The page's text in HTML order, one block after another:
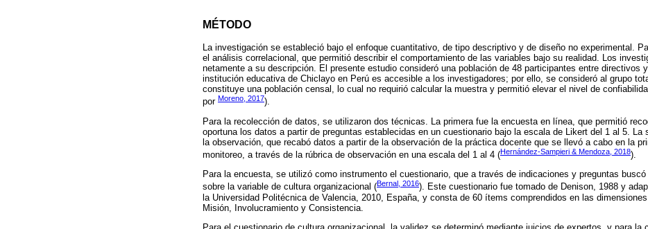
MÉTODO
La investigación se estableció bajo el enfoque cuantitativo, de tipo descriptivo y de diseño no experimental.
el análisis correlacional, que permitió describir el comportamiento de las variables bajo su realidad. Los
netamente a su descripción. El presente estudio consideró una población de 48 participantes entre directivos
institución educativa de Chiclayo en Perú es accesible a los investigadores; por ello, se consideró al grupo
constituye una población censal, lo cual no requirió calcular la muestra y permitió elevar el nivel de
por Moreno, 2017).
Para la recolección de datos, se utilizaron dos técnicas. La primera fue la encuesta en línea, que permitió
oportuna los datos a partir de preguntas establecidas en un cuestionario bajo la escala de Likert del 1 al 5. La
la observación, que recabó datos a partir de la observación de la práctica docente que se llevó a cabo en la
monitoreo, a través de la rúbrica de observación en una escala del 1 al 4 (Hernández-Sampieri & Mendoza, 2018).
Para la encuesta, se utilizó como instrumento el cuestionario, que a través de indicaciones y preguntas
sobre la variable de cultura organizacional (Bernal, 2016). Este cuestionario fue tomado de Denison, 1988 y
la Universidad Politécnica de Valencia, 2010, España, y consta de 60 ítems comprendidos en las dimensiones
Misión, Involucramiento y Consistencia.